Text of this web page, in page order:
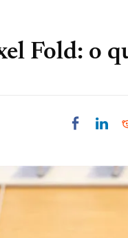
Fold: o
Share